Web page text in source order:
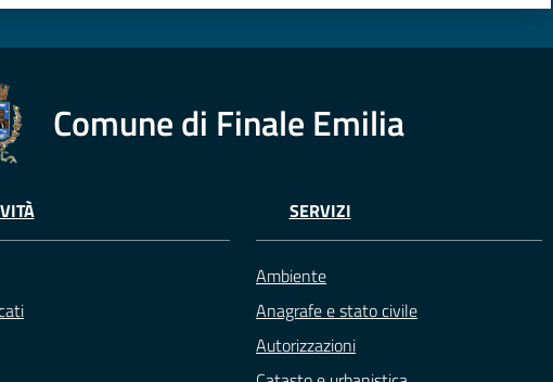
Comune di Finale Emilia
SERVIZI
Ambiente
Anagrafe e stato civile
Autorizzazioni